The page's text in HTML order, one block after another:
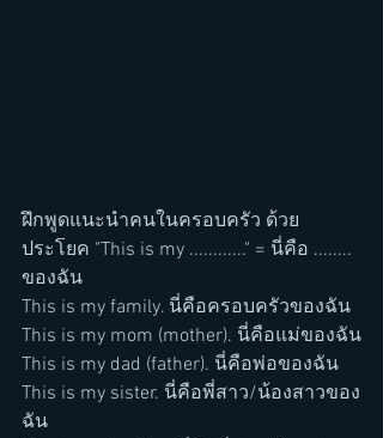
ฝึกพูดแนะนำคนในครอบครัว ด้วย
ประโยค "This is my ............" = นี่คือ ........
ของฉัน
This is my family. นี่คือครอบครัวของฉัน
This is my mom (mother). นี่คือแม่ของฉัน
This is my dad (father). นี่คือพ่อของฉัน
This is my sister. นี่คือพี่สาว/น้องสาวของ
ฉัน